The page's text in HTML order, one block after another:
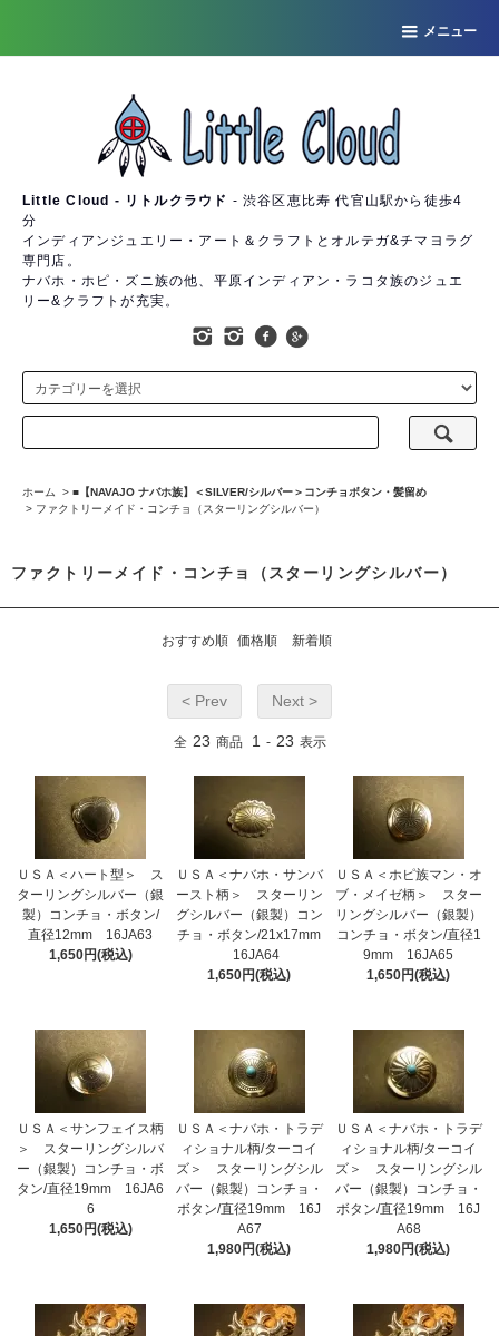
メニュー
Little Cloud - リトルクラウド - 渋谷区恵比寿 代官山駅から徒歩4
分
インディアンジュエリー・アート＆クラフトとオルテガ&チマヨラグ
専門店。
ナバホ・ホピ・ズニ族の他、平原インディアン・ラコタ族のジュエ
リー&クラフトが充実。
ホーム > ■【NAVAJO ナバホ族】＜SILVER/シルバー＞コンチョボタン・髪留め
> ファクトリーメイド・コンチョ（スターリングシルバー）
ファクトリーメイド・コンチョ（スターリングシルバー）
おすすめ順 価格順 新着順
< Prev Next >
全 23 商品 1 - 23 表示
ＵＳＡ＜ハート型＞ ス
ターリングシルバー（銀
製）コンチョ・ボタン/
直径12mm 16JA63
1,650円(税込)
ＵＳＡ＜ナバホ・サンバ
ースト柄＞ スターリン
グシルバー（銀製）コン
チョ・ボタン/21x17mm
16JA64
1,650円(税込)
ＵＳＡ＜ホピ族マン・オ
ブ・メイゼ柄＞ スター
リングシルバー（銀製）
コンチョ・ボタン/直径1
9mm 16JA65
1,650円(税込)
ＵＳＡ＜サンフェイス柄
＞ スターリングシルバ
ー（銀製）コンチョ・ボ
タン/直径19mm 16JA6
6
1,650円(税込)
ＵＳＡ＜ナバホ・トラデ
ィショナル柄/ターコイ
ズ＞ スターリングシル
バー（銀製）コンチョ・
ボタン/直径19mm 16J
A67
1,980円(税込)
ＵＳＡ＜ナバホ・トラデ
ィショナル柄/ターコイ
ズ＞ スターリングシル
バー（銀製）コンチョ・
ボタン/直径19mm 16J
A68
1,980円(税込)